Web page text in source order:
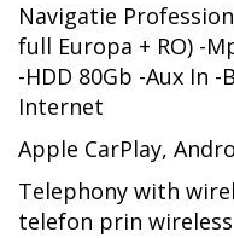
Navigatie
full Europa + RO) -
-HDD 80Gb -Aux In
Internet
Apple CarPlay,
Telephony with
telefon prin wireless